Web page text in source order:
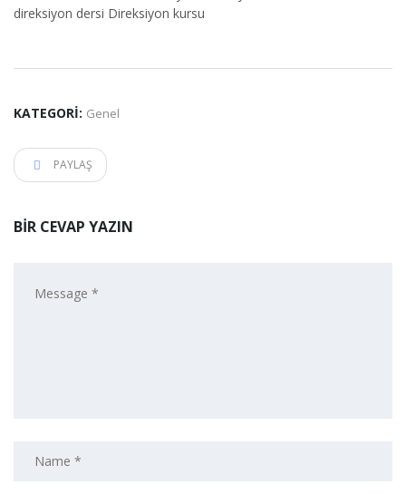
direksiyon dersi Direksiyon kursu
KATEGORI: Genel
PAYLAŞ
BIR CEVAP YAZIN